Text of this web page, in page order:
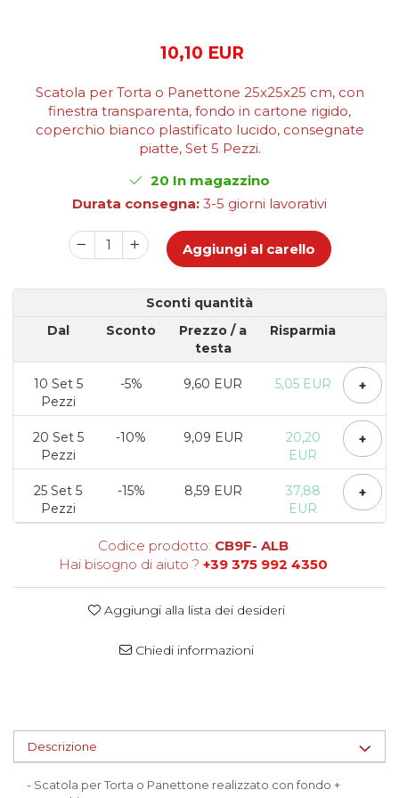
Scatole per Caramelle e Dolci
Tavoletta
Scatole per Confezioni Regalo
Scatole per Macarons e Praline
Scatole con Cassetto e Inserto per 4
Scatole con Cassetto per Praline
Scatole Medie e Grandi per 10–40
Macarons
Scatole per 5–6 Macarons con
Finestra Decorata Effetto Pizzo
Scatole per Praline con Separatore
Scatole Piccole con Nastro e
Scatole per Muffin
Scatole per Panettone
Scatole per Panettone e Rotoli
Dolci
Scatole per Uova e Figure di
Cioccolato
Scatole Senza Finestra per Mini
Supporti per Pasticcini
10,10 EUR
Scatola per Torta o Panettone 25x25x25 cm, con
finestra transparenta, fondo in cartone rigido,
coperchio bianco plastificato lucido, consegnate
piatte, Set 5 Pezzi.
20 In magazzino
Durata consegna: 3-5 giorni lavorativi
Aggiungi al carello
Sconti quantità
Dal
Sconto Prezzo / a
testa
Risparmia
10 Set 5
Pezzi
-5% 9,60 EUR 5,05 EUR +
20 Set 5
Pezzi
-10% 9,09 EUR
20,20
EUR
+
25 Set 5
Pezzi
-15% 8,59 EUR
37,88
EUR
+
Codice prodotto: CB9F- ALB
Hai bisogno di aiuto ? +39 375 992 4350
Aggiungi alla lista dei desideri
Chiedi informazioni
Descrizione
- Scatola per Torta o Panettone realizzato con fondo +